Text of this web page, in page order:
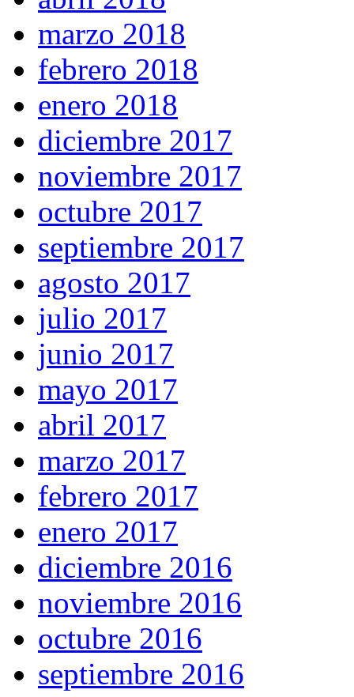
marzo 2018
febrero 2018
enero 2018
diciembre 2017
noviembre 2017
octubre 2017
septiembre 2017
agosto 2017
julio 2017
junio 2017
mayo 2017
abril 2017
marzo 2017
febrero 2017
enero 2017
diciembre 2016
noviembre 2016
octubre 2016
septiembre 2016